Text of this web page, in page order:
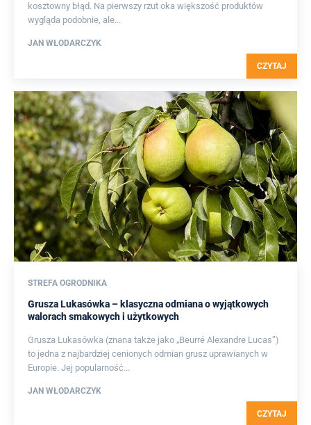
kosztowny błąd. Na pierwszy rzut oka większość produktów
wygląda podobnie, ale...
JAN WŁODARCZYK
CZYTAJ
STREFA OGRODNIKA
Grusza Lukasówka – klasyczna odmiana o wyjątkowych
walorach smakowych i użytkowych
Grusza Lukasówka (znana także jako „Beurré Alexandre Lucas”)
to jedna z najbardziej cenionych odmian grusz uprawianych w
Europie. Jej popularność...
JAN WŁODARCZYK
CZYTAJ